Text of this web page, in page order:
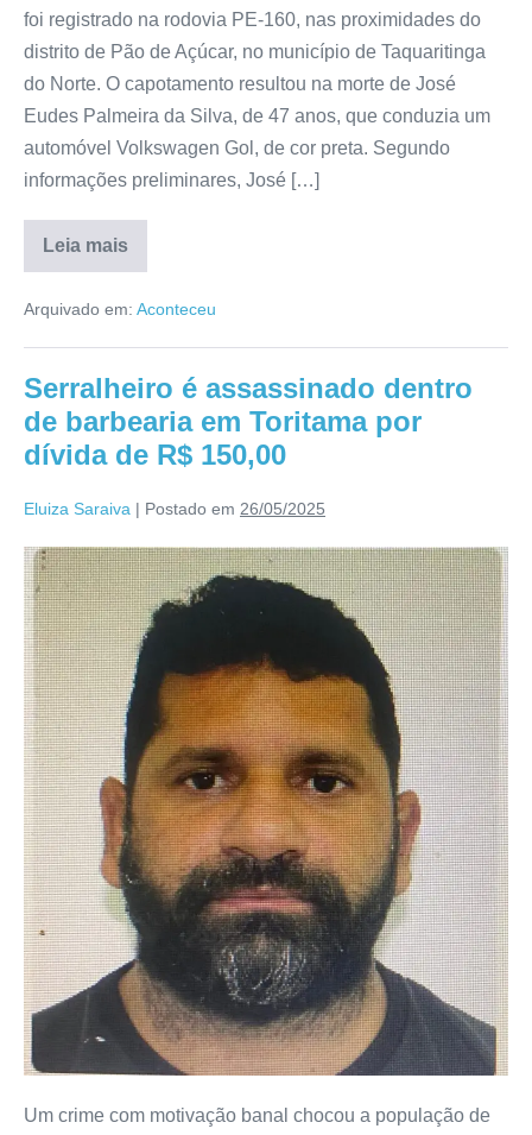
foi registrado na rodovia PE-160, nas proximidades do
distrito de Pão de Açúcar, no município de Taquaritinga
do Norte. O capotamento resultou na morte de José
Eudes Palmeira da Silva, de 47 anos, que conduzia um
automóvel Volkswagen Gol, de cor preta. Segundo
informações preliminares, José […]
Leia mais
Arquivado em: Aconteceu
Serralheiro é assassinado dentro
de barbearia em Toritama por
dívida de R$ 150,00
Eluiza Saraiva | Postado em 26/05/2025
Um crime com motivação banal chocou a população de